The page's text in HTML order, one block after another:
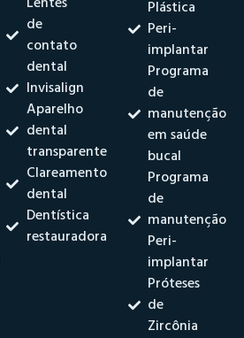
de
contato
dental
Invisalign
Aparelho
dental
transparente
Clareamento
dental
Dentística
restauradora
Plástica
Peri-
implantar
Programa
de
manutenção
em saúde
bucal
Programa
de
manutenção
Peri-
implantar
Próteses
de
Zircônia